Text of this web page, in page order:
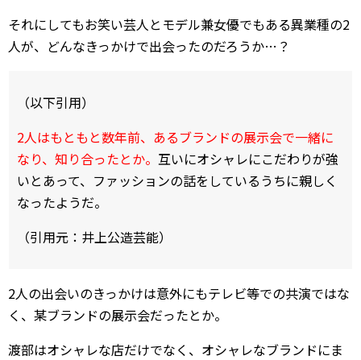
それにしてもお笑い芸人とモデル兼女優でもある異業種の2
人が、どんなきっかけで出会ったのだろうか…？
（以下引用）
2人はもともと数年前、あるブランドの展示会で一緒に
なり、知り合ったとか。 互いにオシャレにこだわりが強
いとあって、ファッションの話をしているうちに親しく
なったようだ。
（引用元：井上公造芸能）
2人の出会いのきっかけは意外にもテレビ等での共演ではな
く、某ブランドの展示会だったとか。
渡部はオシャレな店だけでなく、オシャレなブランドにま